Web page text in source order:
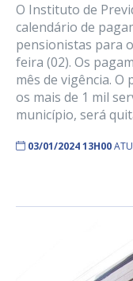
O Instituto de
calendário de
pensionistas para
feira (02). Os
mês de vigência.
os mais de 1 mil
município, será
03/01/2024 13H00